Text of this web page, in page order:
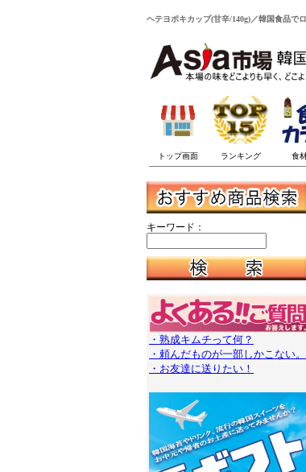
ヘテヨポキカップ(甘辛/140g)／韓国食品で
キーワード：
・熟成キムチって何？
・頼んだものが一部しかこない。
・お友達に送りたい！